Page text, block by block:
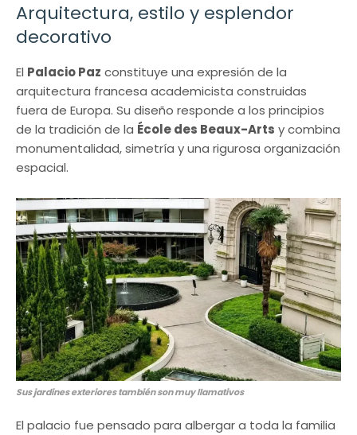
Arquitectura, estilo y esplendor
decorativo
El Palacio Paz constituye una expresión de la
arquitectura francesa academicista construidas
fuera de Europa. Su diseño responde a los principios
de la tradición de la École des Beaux-Arts y combina
monumentalidad, simetría y una rigurosa organización
espacial.
Sus jardines exteriores también son muy llamativos
El palacio fue pensado para albergar a toda la familia